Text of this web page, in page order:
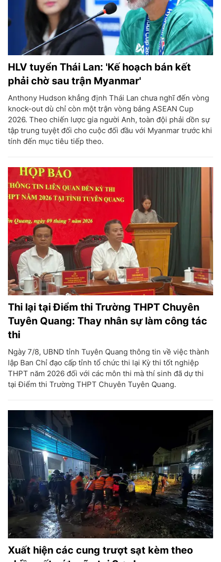
HLV tuyển Thái Lan: 'Kế hoạch bán kết
phải chờ sau trận Myanmar'
Anthony Hudson khẳng định Thái Lan chưa nghĩ đến vòng
knock-out dù chỉ còn một trận vòng bảng ASEAN Cup
2026. Theo chiến lược gia người Anh, toàn đội phải dồn sự
tập trung tuyệt đối cho cuộc đối đầu với Myanmar trước khi
tính đến mục tiêu tiếp theo.
Thi lại tại Điểm thi Trường THPT Chuyên
Tuyên Quang: Thay nhân sự làm công tác
thi
Ngày 7/8, UBND tỉnh Tuyên Quang thông tin về việc thành
lập Ban Chỉ đạo cấp tỉnh tổ chức thi lại Kỳ thi tốt nghiệp
THPT năm 2026 đối với các môn thi mà thí sinh đã dự thi
tại Điểm thi Trường THPT Chuyên Tuyên Quang.
Xuất hiện các cung trượt sạt kèm theo